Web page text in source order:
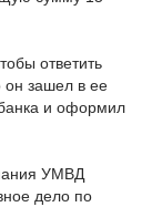
ответить
он зашел в ее
и оформил
УМВД
дело по